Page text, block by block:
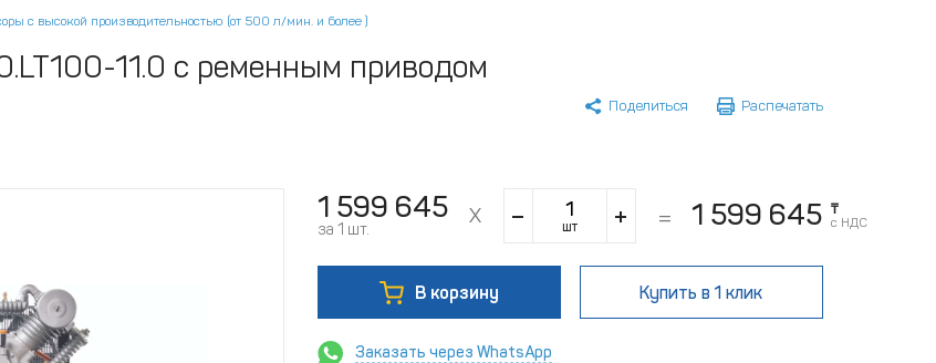
с высокой производительностью (от 500 л/мин. и более )
11.0 с ременным приводом
Поделиться Распечатать
1 599 645
за 1 шт. шт 1 599 645
₸
с НДС
В корзину Купить в 1 клик
Заказать через WhatsApp